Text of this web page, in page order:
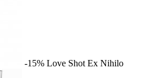
-15% Love Shot Ex Nihilo